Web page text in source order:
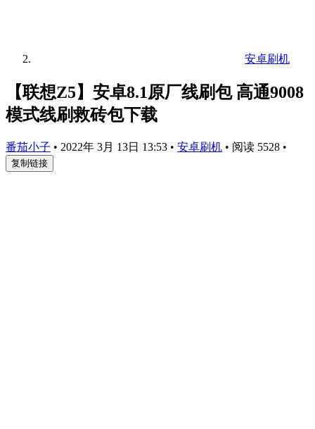
安卓刷机
【联想Z5】安卓8.1原厂线刷包 高通9008
模式线刷救砖包下载
番茄小子 • 2022年 3月 13日 13:53 • 安卓刷机 • 阅读 5528 •
复制链接